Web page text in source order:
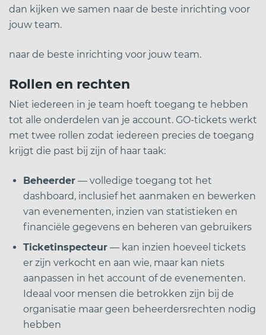
dan kijken we samen naar de beste inrichting voor
jouw team.
naar de beste inrichting voor jouw team.
Rollen en rechten
Niet iedereen in je team hoeft toegang te hebben
tot alle onderdelen van je account. GO-tickets werkt
met twee rollen zodat iedereen precies de toegang
krijgt die past bij zijn of haar taak:
Beheerder — volledige toegang tot het
dashboard, inclusief het aanmaken en bewerken
van evenementen, inzien van statistieken en
financiële gegevens en beheren van gebruikers
Ticketinspecteur — kan inzien hoeveel tickets
er zijn verkocht en aan wie, maar kan niets
aanpassen in het account of de evenementen.
Ideaal voor mensen die betrokken zijn bij de
organisatie maar geen beheerdersrechten nodig
hebben